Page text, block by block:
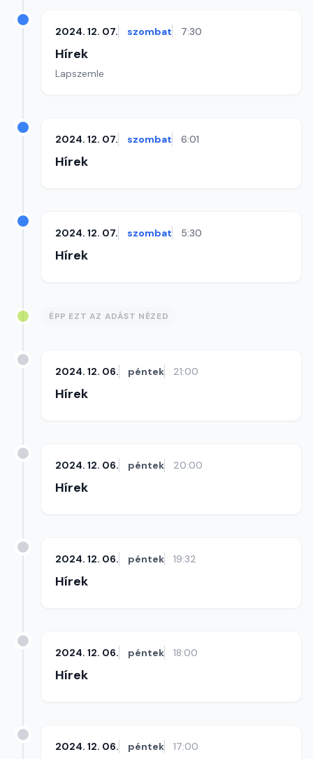
2024. 12. 07. szombat 7:30
Hírek
Lapszemle
2024. 12. 07. szombat 6:01
Hírek
2024. 12. 07. szombat 5:30
Hírek
ÉPP EZT AZ ADÁST NÉZED
2024. 12. 06. péntek 21:00
Hírek
2024. 12. 06. péntek 20:00
Hírek
2024. 12. 06. péntek 19:32
Hírek
2024. 12. 06. péntek 18:00
Hírek
2024. 12. 06. péntek 17:00